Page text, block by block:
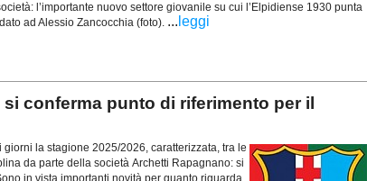
l’importante nuovo settore giovanile su cui l’Elpidiense 1930 punta
ad Alessio Zancocchia (foto). ... leggi
si conferma punto di riferimento per il
la stagione 2025/2026, caratterizzata, tra le
da parte della società Archetti Rapagnano: si
in vista importanti novità per quanto riguarda